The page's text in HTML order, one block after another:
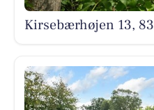
Kirsebærhøjen 13,